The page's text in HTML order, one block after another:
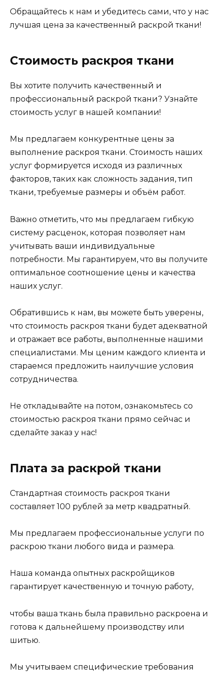
Обращайтесь к нам и убедитесь сами, что у нас
лучшая цена за качественный раскрой ткани!
Стоимость раскроя ткани
Вы хотите получить качественный и
профессиональный раскрой ткани? Узнайте
стоимость услуг в нашей компании!
Мы предлагаем конкурентные цены за
выполнение раскроя ткани. Стоимость наших
услуг формируется исходя из различных
факторов, таких как сложность задания, тип
ткани, требуемые размеры и объём работ.
Важно отметить, что мы предлагаем гибкую
систему расценок, которая позволяет нам
учитывать ваши индивидуальные
потребности. Мы гарантируем, что вы получите
оптимальное соотношение цены и качества
наших услуг.
Обратившись к нам, вы можете быть уверены,
что стоимость раскроя ткани будет адекватной
и отражает все работы, выполненные нашими
специалистами. Мы ценим каждого клиента и
стараемся предложить наилучшие условия
сотрудничества.
Не откладывайте на потом, ознакомьтесь со
стоимостью раскроя ткани прямо сейчас и
сделайте заказ у нас!
Плата за раскрой ткани
Стандартная стоимость раскроя ткани
составляет 100 рублей за метр квадратный.
Мы предлагаем профессиональные услуги по
раскрою ткани любого вида и размера.
Наша команда опытных раскройщиков
гарантирует качественную и точную работу,
чтобы ваша ткань была правильно раскроена и
готова к дальнейшему производству или
шитью.
Мы учитываем специфические требования